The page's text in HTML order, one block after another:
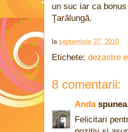
un suc iar ca
Ţarălungă.
la septembrie 27, 2010
Etichete: dezastre
8 comentarii:
Anda
Felicitari